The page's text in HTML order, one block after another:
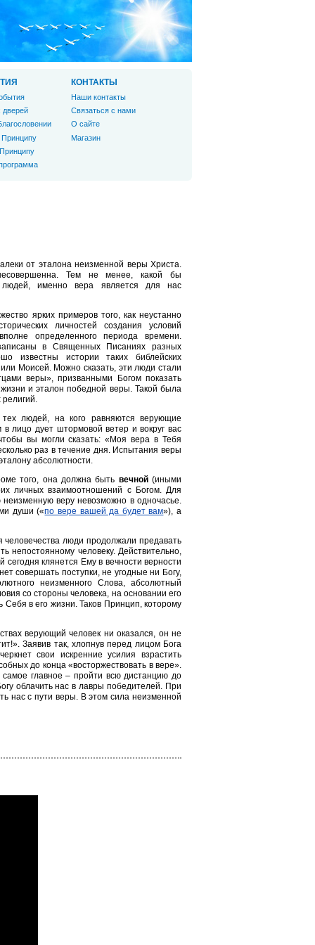
от эталона неизменной веры Христа.
Тем не менее, какой бы
именно вера является для нас
ярких примеров того, как неустанно
личностей создания условий
определенного периода времени.
в Священных Писаниях разных
известны истории таких библейских
Моисей. Можно сказать, эти люди стали
веры», призванными Богом показать
и эталон победной веры. Такой была
людей, на кого равняются верующие
лицо дует штормовой ветер и вокруг вас
вы могли сказать: «Моя вера в Тебя
раз в течение дня. Испытания веры
абсолютности.
того, она должна быть вечной(иными
личных взаимоотношений с Богом. Для
неизменную веру невозможно в одночасье.
души («по вере вашей да будет вам»), а
люди продолжали предавать
непостоянному человеку. Действительно,
клянется Ему в вечности верности
совершать поступки, не угодные ни Богу,
неизменного Слова, абсолютный
со стороны человека, на основании его
Себя в его жизни. Таков Принцип, которому
верующий человек ни оказался, он не
Заявив так, хлопнув перед лицом Бога
свои искренние усилия взрастить
до конца «восторжествовать в вере».
главное – пройти всю дистанцию до
облачить нас в лавры победителей. При
нас с пути веры. В этом сила неизменной
дверей
КОНТАКТЫ
Наши контакты
Связаться с нами
О сайте
Магазин